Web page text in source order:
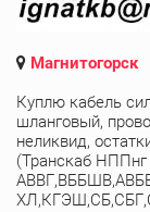
Магнитогорск
Куплю кабель
шланговый,
неликвид,
(Транскаб НППнг